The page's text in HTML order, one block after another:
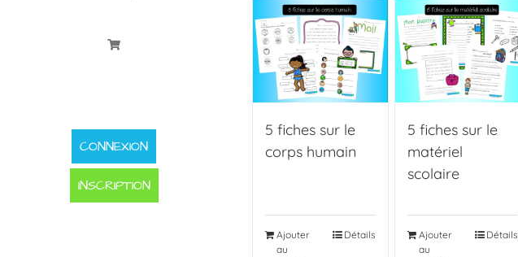
CONNEXION
INSCRIPTION
5 fiches sur le
corps humain
Ajouter
au
Détails
5 fiches sur le
matériel
scolaire
Ajouter
au
Détails